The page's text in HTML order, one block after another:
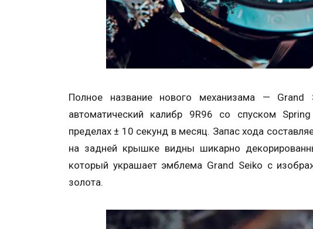
Полное название нового механизама — Grand
автоматический калибр 9R96 со спуском
пределах ± 10 секунд в месяц. Запас хода
на задней крышке видны шикарно
который украшает эмблема Grand Seiko с
золота.